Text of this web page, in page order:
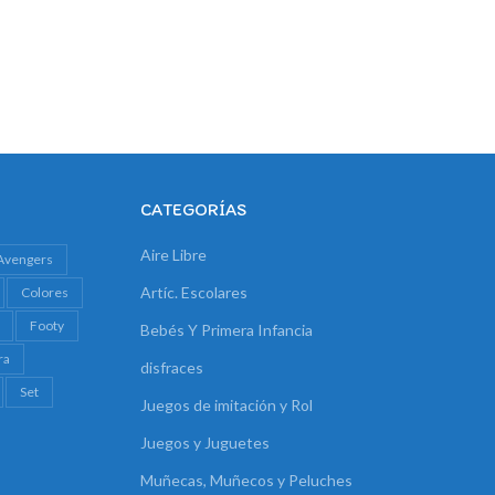
Colores
Footy
Set
CATEGORÍAS
Aire Libre
Artíc. Escolares
Bebés Y Primera Infancia
disfraces
Juegos de imitación y Rol
Juegos y Juguetes
Muñecas, Muñecos y Peluches